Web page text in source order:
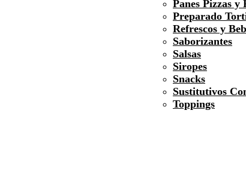
Panes Pizzas y
Preparado
Refrescos y
Saborizantes
Salsas
Siropes
Snacks
Sustitutivos
Toppings